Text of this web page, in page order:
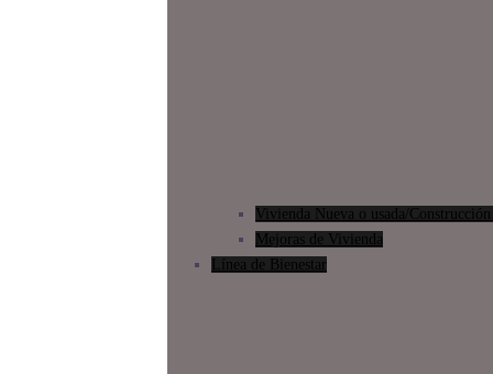
Vivienda Nueva o usada/
Mejoras de Vivienda
Línea de Bienestar